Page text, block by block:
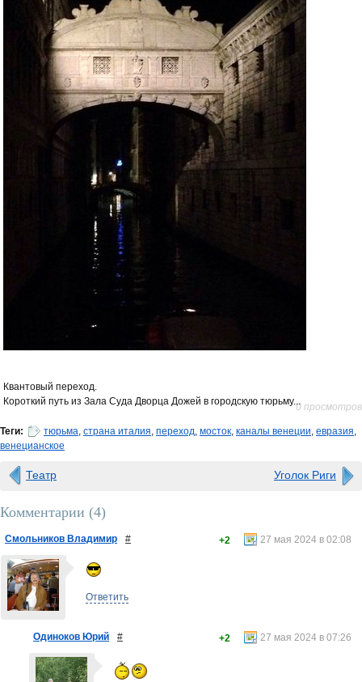
Квантовый переход.
Короткий путь из Зала Суда Дворца Дожей в городскую тюрьму...0 просмотров
Теги: тюрьма, страна италия, переход, мосток, каналы венеции, евразия,
венецианское
Театр Уголок Риги
Комментарии (4)
Смольников Владимир # 27 мая 2024 в 02:08
+2
Ответить
Одиноков Юрий # 27 мая 2024 в 07:26
+2